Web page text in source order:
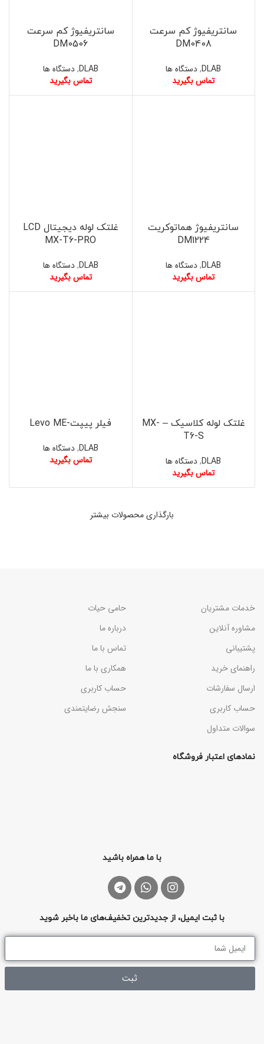
سانتریفیوژ کم سرعت
DM0408
DLAB
,دستگاه ها
تماس بگیرید
سانتریفیوژ کم سرعت
DM0506
DLAB
,دستگاه ها
تماس بگیرید
سانتریفیوژ هماتوکریت
DM1224
DLAB
,دستگاه ها
تماس بگیرید
غلتک لوله دیجیتال LCD
MX-T6-PRO
DLAB
,دستگاه ها
تماس بگیرید
غلتک لوله کلاسیک – MX-
T6-S
DLAB
,دستگاه ها
تماس بگیرید
فیلر پیپت-Levo ME
DLAB
,دستگاه ها
تماس بگیرید
بارگذاری محصولات بیشتر
خدمات مشتریان
مشاوره آنلاین
پشتیبانی
راهنمای خرید
ارسال سفارشات
حساب کاربری
سوالات متداول
حامی حیات
درباره ما
تماس با ما
همکاری با ما
حساب کاربری
سنجش رضایتمندی
نمادهای اعتبار فروشگاه
با ما همراه باشید
با ثبت ایمیل، از جدیدترین تخفیف‌های ما باخبر شوید
ثبت